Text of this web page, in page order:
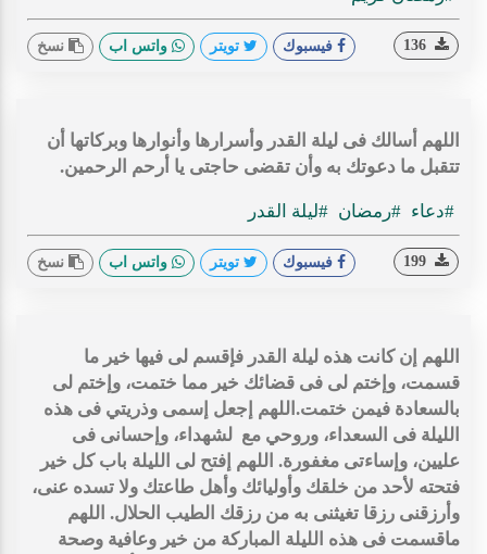
فيسبوك تويتر واتس اب نسخ
اللهم أسالك فى ليلة القدر وأسرارها وأنوارها وبركاتها أن
تتقبل ما دعوتك به وأن تقضى حاجتى يا أرحم الرحمين.
#دعاء #رمضان #ليلة القدر
فيسبوك تويتر واتس اب نسخ
اللهم إن كانت هذه ليلة القدر فإقسم لى فيها خير ما
قسمت، وإختم لى فى قضائك خير مما ختمت، وإختم لى
بالسعادة فيمن ختمت.اللهم إجعل إسمى وذريتي فى هذه
الليلة فى السعداء، وروحي مع لشهداء، وإحسانى فى
عليين، وإساءتى مغفورة. اللهم إفتح لى الليلة باب كل خير
فتحته لأحد من خلقك وأوليائك وأهل طاعتك ولا تسده عنى،
وأرزقنى رزقا تغيثنى به من رزقك الطيب الحلال. اللهم
ماقسمت فى هذه الليلة المباركة من خير وعافية وصحة